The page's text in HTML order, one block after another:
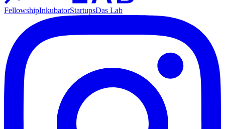
FellowshipInkubatorStartupsDas Lab